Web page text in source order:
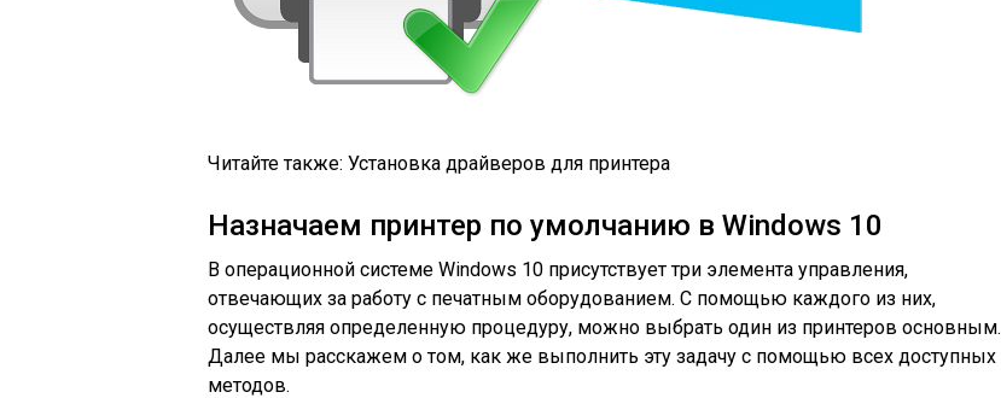
Читайте также: Установка драйверов для принтера
Назначаем принтер по умолчанию в Windows 10
В операционной системе Windows 10 присутствует три элемента управления,
отвечающих за работу с печатным оборудованием. С помощью каждого из них,
осуществляя определенную процедуру, можно выбрать один из принтеров основным.
Далее мы расскажем о том, как же выполнить эту задачу с помощью всех доступных
методов.